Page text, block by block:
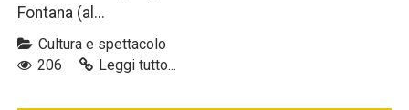
Fontana (al...
Cultura e spettacolo
206
Leggi tutto...